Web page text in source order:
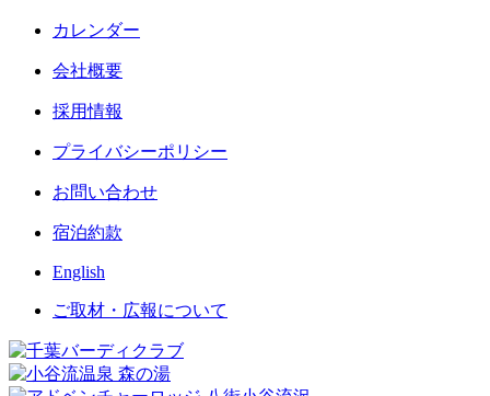
カレンダー
会社概要
採用情報
プライバシーポリシー
お問い合わせ
宿泊約款
English
ご取材・広報について